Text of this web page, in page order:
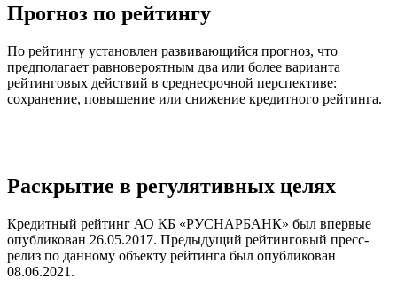
Прогноз по рейтингу
По рейтингу установлен развивающийся прогноз, что
предполагает равновероятным два или более варианта
рейтинговых действий в среднесрочной перспективе:
сохранение, повышение или снижение кредитного рейтинга.
Раскрытие в регулятивных целях
Кредитный рейтинг АО КБ «РУСНАРБАНК» был впервые
опубликован 26.05.2017. Предыдущий рейтинговый пресс-
релиз по данному объекту рейтинга был опубликован
08.06.2021.